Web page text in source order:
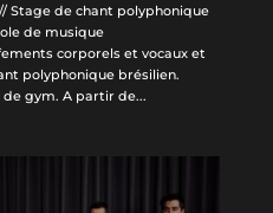
// Stage de chant polyphonique
de musique
corporels et vocaux et
polyphonique brésilien.
gym. A partir de...